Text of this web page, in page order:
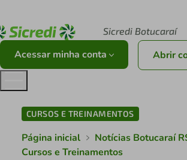
Sicredi Botucaraí
Acessar minha conta Abrir
CURSOS E TREINAMENTOS
Página inicial
Notícias Botucaraí
Cursos e Treinamentos